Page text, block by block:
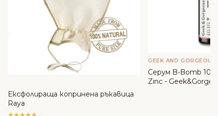
Ексфолираща копринена ръкавица
Raya
GEEK AND GORGEOUS
Серум B-Bomb
Zinc -